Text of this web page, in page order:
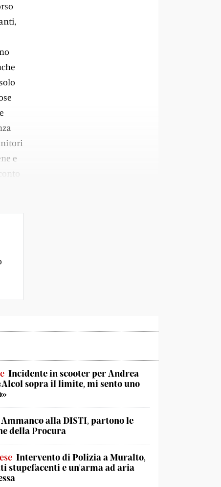
e
Incidente in scooter per Andrea
sopra il limite, mi sento uno
Ammanco alla DISTI, partono le
della Procura
Intervento di Polizia a Muralto,
stupefacenti e un'arma ad aria